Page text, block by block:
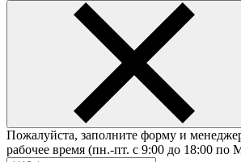
Пожалуйста, заполните форму и
рабочее время (пн.-пт. с 9:00 до 18:00 по